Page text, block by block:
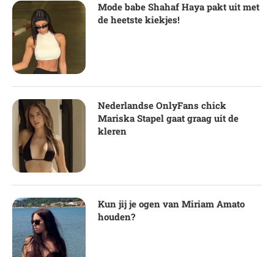
Mode babe Shahaf Haya pakt uit met
de heetste kiekjes!
Nederlandse OnlyFans chick
Mariska Stapel gaat graag uit de
kleren
Kun jij je ogen van Miriam Amato
houden?